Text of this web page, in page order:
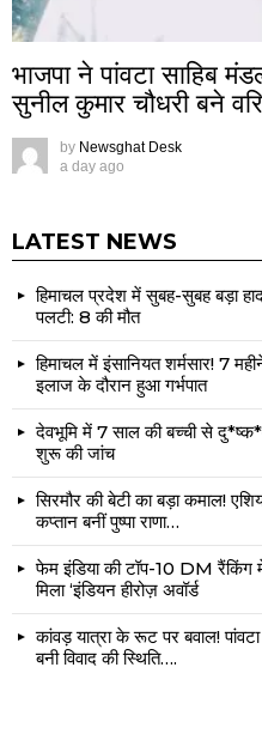
भाजपा ने पांवटा साहिब
सुनील कुमार चौधरी बने
by Newsghat Desk
a day ago
LATEST NEWS
हिमाचल प्रदेश में सुबह-सुबह बड़ा
पलटी: 8 की मौत
हिमाचल में इंसानियत शर्मसार! 7
इलाज के दौरान हुआ गर्भपात
देवभूमि में 7 साल की बच्ची से
शुरू की जांच
सिरमौर की बेटी का बड़ा कमाल!
कप्तान बनीं पुष्पा राणा…
फेम इंडिया की टॉप-10 DM
मिला ‘इंडियन हीरोज़ अवॉर्ड
कांवड़ यात्रा के रूट पर बवाल!
बनी विवाद की स्थिति….